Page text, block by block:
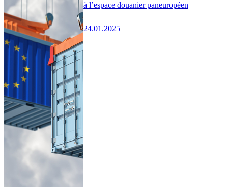
à l’espace douanier paneuropéen
24.01.2025